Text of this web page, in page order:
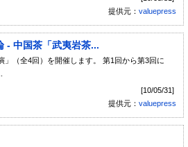
提供元： valuepress
- 中国茶「武夷岩茶...
（全4回）を開催します。 第1回から第3回に
[10/05/31]
提供元： valuepress